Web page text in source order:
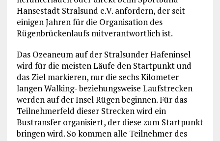
Hansestadt Stralsund e.V. anfordern, der seit
einigen Jahren für die Organisation des
Rügenbrückenlaufs mitverantwortlich ist.
Das Ozeaneum auf der Stralsunder Hafeninsel
wird für die meisten Läufe den Startpunkt und
das Ziel markieren, nur die sechs Kilometer
langen Walking- beziehungsweise Laufstrecken
werden auf der Insel Rügen beginnen. Für das
Teilnehmerfeld dieser Strecken wird ein
Bustransfer organisiert, der diese zum Startpunkt
bringen wird. So kommen alle Teilnehmer des